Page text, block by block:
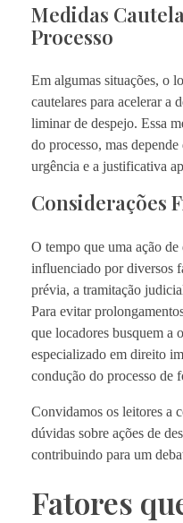
Medidas
Processo
Em algumas situações, o
cautelares para acelerar a
liminar de despejo. Essa
do processo, mas
urgência e a justificativa
Considerações
O tempo que uma ação
influenciado por diversos
prévia, a tramitação
Para evitar
que locadores busquem a
especializado em direito
condução do processo de
Convidamos os leitores a
dúvidas sobre ações de
contribuindo para um
Fatores